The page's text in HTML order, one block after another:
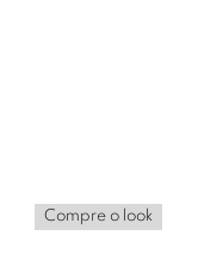
Compre o look